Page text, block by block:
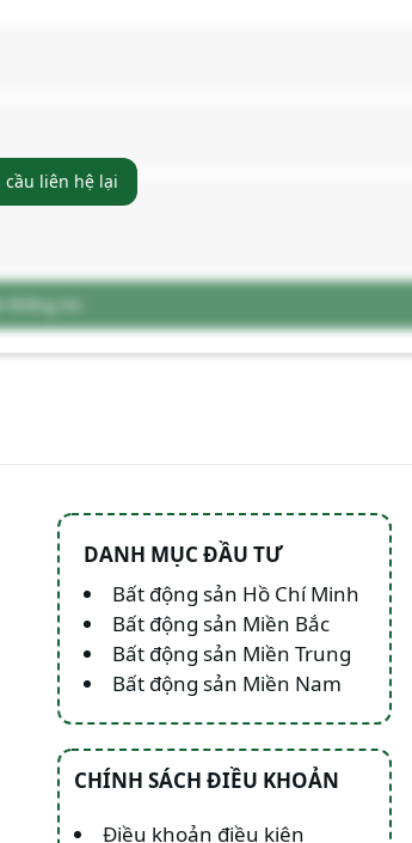
thông tin
cầu liên hệ lại
DANH MỤC ĐẦU TƯ
Bất động sản Hồ Chí Minh
Bất động sản Miền Bắc
Bất động sản Miền Trung
Bất động sản Miền Nam
CHÍNH SÁCH ĐIỀU KHOẢN
Điều khoản điều kiện